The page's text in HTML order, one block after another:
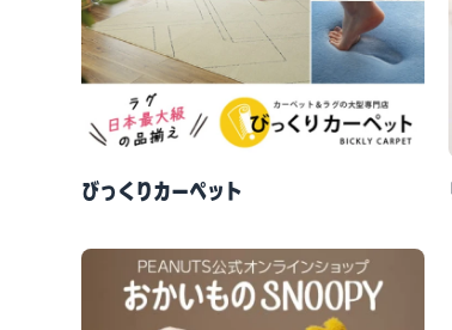
びっくりカーペット